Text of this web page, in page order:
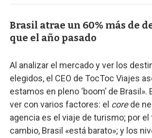
Brasil atrae un 60% más de
que el año pasado
Al analizar el mercado y ver los
elegidos, el CEO de TocToc Viajes
estamos en pleno ‘boom’ de Brasil».
ver con varios factores: el corede
agencia es el viaje de turismo; por el
cambio, Brasil «está barato»; y los